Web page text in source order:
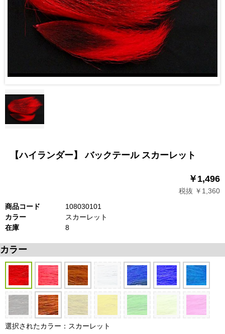
【ハイランダー】 バックテール スカーレット
￥1,496
税抜 ￥1,360
商品コード
108030101
カラー
スカーレット
在庫
8
カラー
選択されたカラー：スカーレット